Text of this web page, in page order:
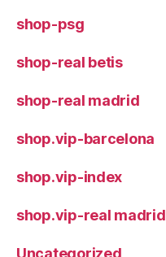
shop-psg
shop-real betis
shop-real madrid
shop.vip-barcelona
shop.vip-index
shop.vip-real madrid
Uncategorized